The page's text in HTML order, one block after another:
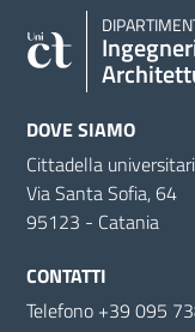
DOVE SIAMO
Cittadella
Via Santa Sofia, 64
95123 - Catania
CONTATTI
Telefono +39 095